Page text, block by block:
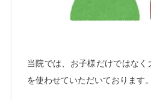
当院では、お子様だけではな
を使わせていただいております。